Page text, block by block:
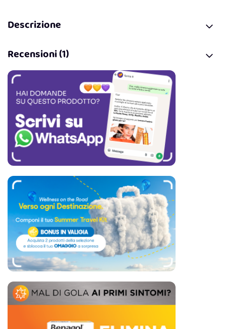
Descrizione
Recensioni (1)